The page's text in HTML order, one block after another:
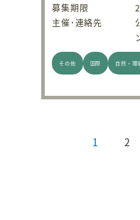
募集期限
主催･連絡先
その他 国際 自然・環
投稿のページ
1 2